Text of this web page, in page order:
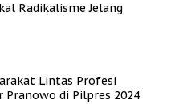
Radikalisme Jelang
Lintas Profesi
Pranowo di Pilpres 2024